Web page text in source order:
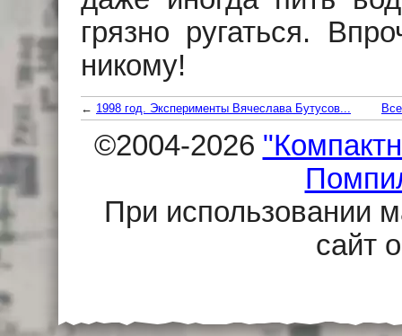
грязно ругаться.
никому!
← 1998 год. Эксперименты Вячеслава Бутусов...
©2004-2026
При использовании
сайт